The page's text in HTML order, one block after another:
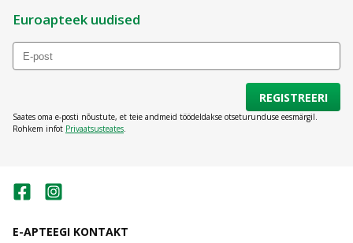
Euroapteek uudised
REGISTREERI
Saates oma e-posti nõustute, et teie andmeid töödeldakse otseturunduse eesmärgil.
Rohkem infot Privaatsusteates.
E-APTEEGI KONTAKT